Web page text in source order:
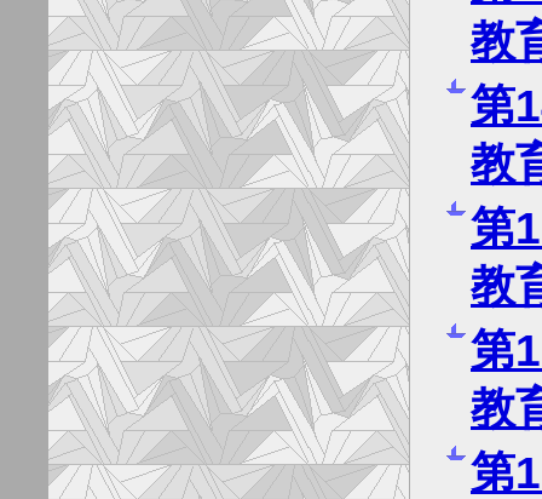
教
第
教
第
教
第
教
第